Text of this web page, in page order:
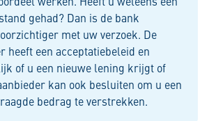
gehad? Dan is de bank
met uw verzoek. De
heeft een acceptatiebeleid en
of u een nieuwe lening krijgt of
kan ook besluiten om u een
bedrag te verstrekken.